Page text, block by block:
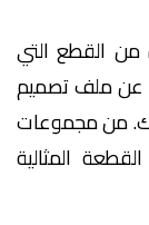
من القطع التي
عن ملف تصميم
من مجموعات
المثالية